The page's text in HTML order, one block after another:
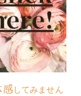
してみません